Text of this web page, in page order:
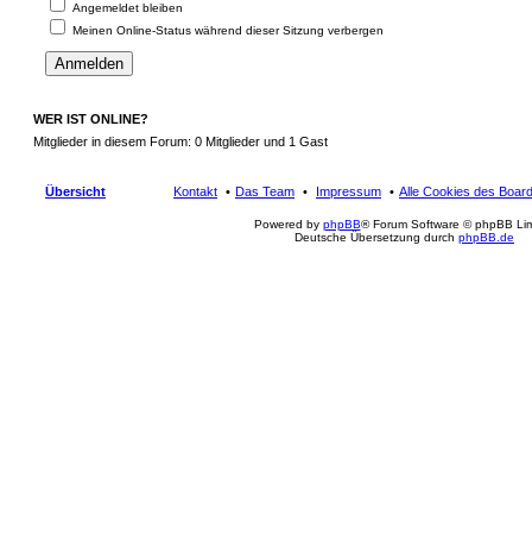
Angemeldet bleiben
Meinen Online-Status während dieser Sitzung verbergen
WER IST ONLINE?
Mitglieder in diesem Forum: 0 Mitglieder und 1 Gast
Übersicht Alle Cookies des
Impressum
Das Team
Kontakt
Powered by phpBB® Forum Software © phpBB
Deutsche Übersetzung durch phpBB.de